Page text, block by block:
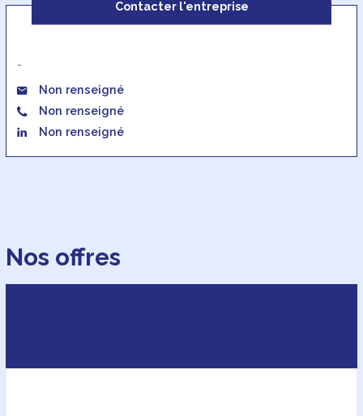
Contacter l'entreprise
-
Non renseigné
Non renseigné
Non renseigné
Nos offres